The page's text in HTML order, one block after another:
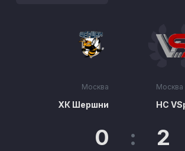
Москва
ХК Шершни
0 : 2
Москва
HC